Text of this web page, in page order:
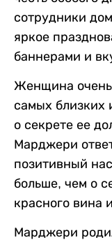
сотрудники
яркое
баннерами и
Женщина
самых близких
о секрете ее
Марджери
позитивный
больше, чем о
красного вина
Марджери